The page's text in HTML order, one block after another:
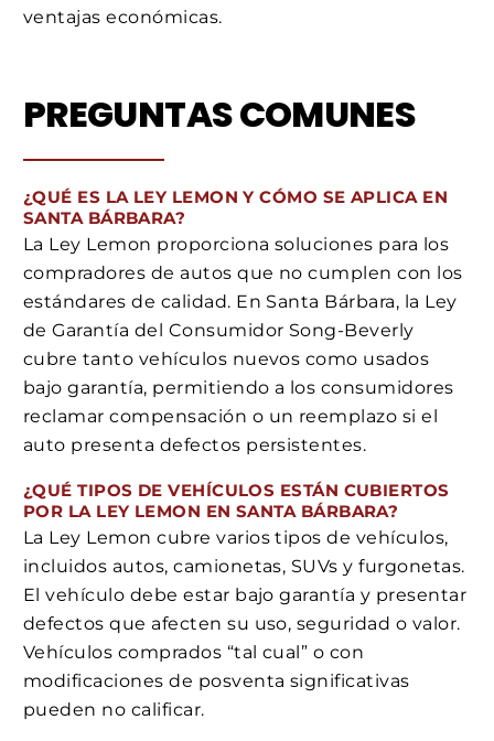
ventajas económicas.
PREGUNTAS COMUNES
¿QUÉ ES LA LEY LEMON Y CÓMO SE APLICA EN
SANTA BÁRBARA?
La Ley Lemon proporciona soluciones para los
compradores de autos que no cumplen con los
estándares de calidad. En Santa Bárbara, la Ley
de Garantía del Consumidor Song-Beverly
cubre tanto vehículos nuevos como usados
bajo garantía, permitiendo a los consumidores
reclamar compensación o un reemplazo si el
auto presenta defectos persistentes.
¿QUÉ TIPOS DE VEHÍCULOS ESTÁN CUBIERTOS
POR LA LEY LEMON EN SANTA BÁRBARA?
La Ley Lemon cubre varios tipos de vehículos,
incluidos autos, camionetas, SUVs y furgonetas.
El vehículo debe estar bajo garantía y presentar
defectos que afecten su uso, seguridad o valor.
Vehículos comprados “tal cual” o con
modificaciones de posventa significativas
pueden no calificar.